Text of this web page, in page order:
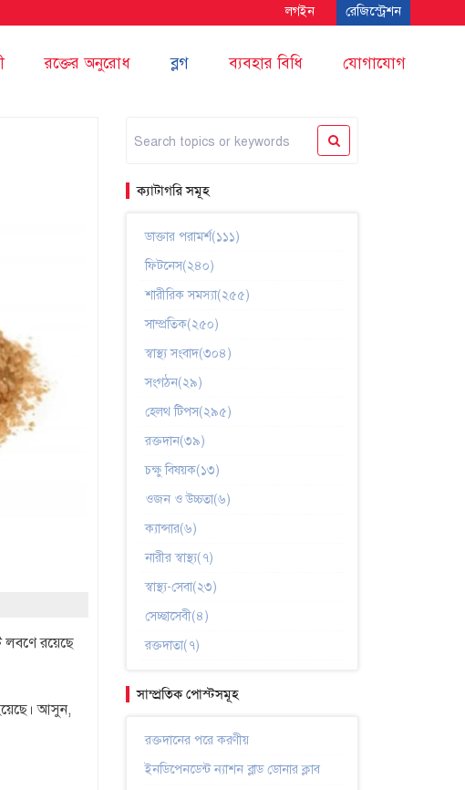
লগইন রেজিস্ট্রেশন
রক্তের অনুরোধ ব্লগ ব্যবহার বিধি যোগাযোগ
লবণে রয়েছে
আসুন,
ক্যাটাগরি সমূহ
ডাক্তার পরামর্শ(১১১)
ফিটনেস(২৪০)
শারীরিক সমস্যা(২৫৫)
সাম্প্রতিক(২৫০)
স্বাস্থ্য সংবাদ(৩০৪)
সংগঠন(২৯)
হেলথ টিপস(২৯৫)
রক্তদান(৩৯)
চক্ষু বিষয়ক(১৩)
ওজন ও উচ্চতা(৬)
ক্যান্সার(৬)
নারীর স্বাস্থ্য(৭)
স্বাস্থ্য-সেবা(২৩)
সেচ্ছাসেবী(৪)
রক্তদাতা(৭)
সাম্প্রতিক পোস্টসমূহ
রক্তদানের পরে করণীয়
ইনডিপেনডেন্ট ন্যাশন ব্লাড ডোনার ক্লাব